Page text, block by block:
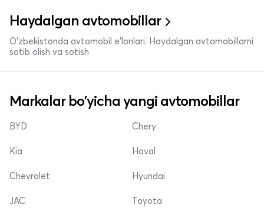
Haydalgan avtomobillar
O'zbekistonda avtomobil e’lonlari. Haydalgan avtomobillarni
sotib olish va sotish
Markalar bo'yicha yangi avtomobillar
BYD
Kia
Chevrolet
Chery
Haval
Hyundai
JAC Toyota